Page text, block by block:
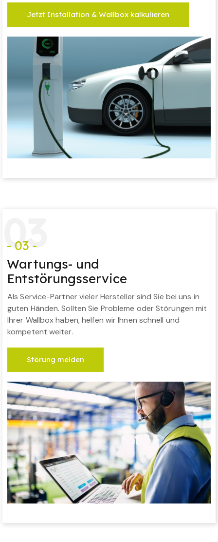
Jetzt Installation & Wallbox kalkulieren
03
- 03 -
Wartungs- und
Entstörungsservice
Als Service-Partner vieler Hersteller sind Sie bei uns in
guten Händen. Sollten Sie Probleme oder Störungen mit
Ihrer Wallbox haben, helfen wir Ihnen schnell und
kompetent weiter.
Störung melden